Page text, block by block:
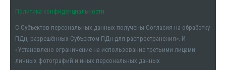
Политика конфиденциальности
С Субъектов персональных данных получены Согласия на обработку
ПДн, разрешённых Субъектом ПДн для распространения». И
«Установлено ограничение на использование третьими лицами
личных фотографий и иных персональных данных